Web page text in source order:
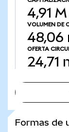
4,91
VOLUMEN DE
48,06
OFERTA
24,71
Formas de